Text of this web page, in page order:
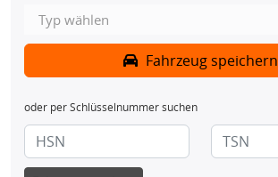
Fahrzeug speichern
oder per Schlüsselnummer suchen